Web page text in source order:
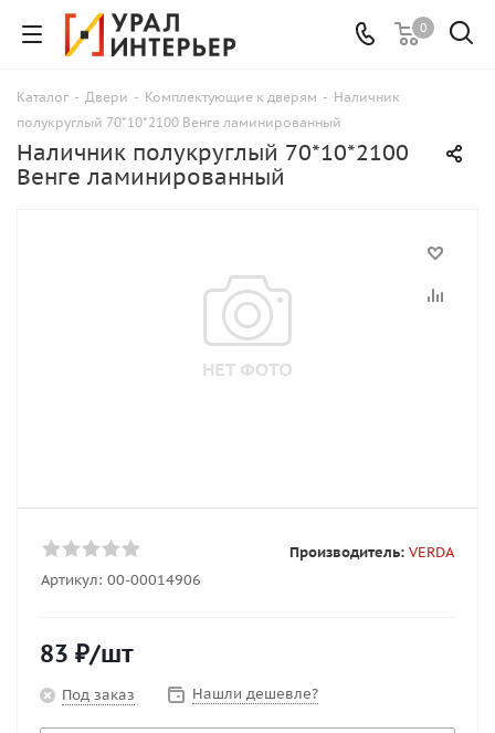
0
Каталог - Двери - Комплектующие к дверям - Наличник
полукруглый 70*10*2100 Венге ламинированный
Наличник полукруглый 70*10*2100
Венге ламинированный
Артикул: 00-00014906
Производитель: VERDA
83 ₽/шт
Под заказ Нашли дешевле?